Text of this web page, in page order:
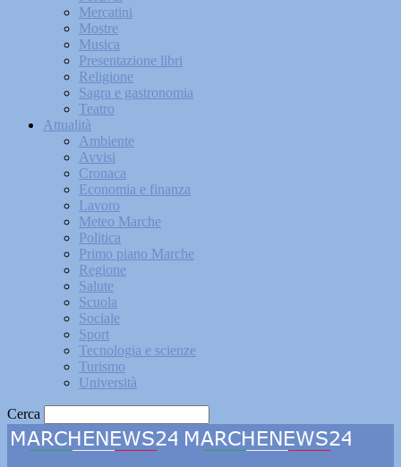
Mercatini
Mostre
Musica
Presentazione libri
Religione
Sagra e gastronomia
Teatro
Attualità
Ambiente
Avvisi
Cronaca
Economia e finanza
Lavoro
Meteo Marche
Politica
Primo piano Marche
Regione
Salute
Scuola
Sociale
Sport
Tecnologia e scienze
Turismo
Università
Cerca